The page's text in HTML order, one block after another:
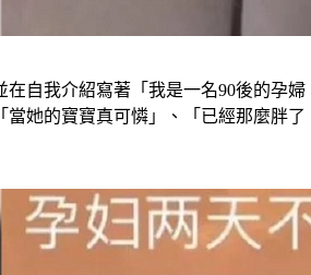
自我介紹寫著「我是一名90後的孕
她的寶寶真可憐」、「已經那麼胖